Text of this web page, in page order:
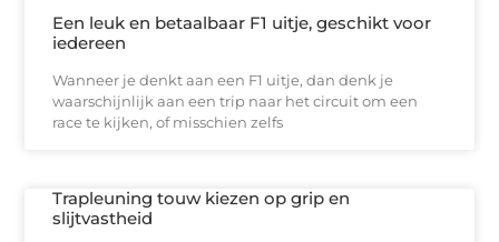
Een leuk en betaalbaar F1 uitje, geschikt voor
iedereen
Wanneer je denkt aan een F1 uitje, dan denk je
waarschijnlijk aan een trip naar het circuit om een
race te kijken, of misschien zelfs
Trapleuning touw kiezen op grip en
slijtvastheid